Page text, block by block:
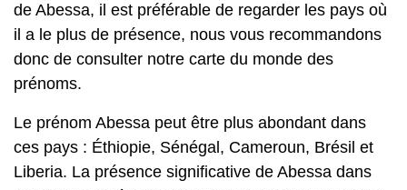
de Abessa, il est préférable de regarder les pays où
il a le plus de présence, nous vous recommandons
donc de consulter notre carte du monde des
prénoms.
Le prénom Abessa peut être plus abondant dans
ces pays : Éthiopie, Sénégal, Cameroun, Brésil et
Liberia. La présence significative de Abessa dans